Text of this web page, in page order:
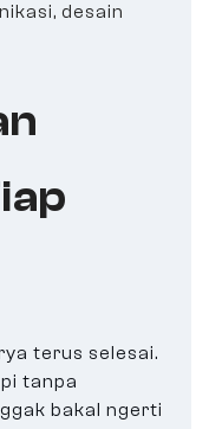
desain
terus selesai.
tanpa
bakal ngerti